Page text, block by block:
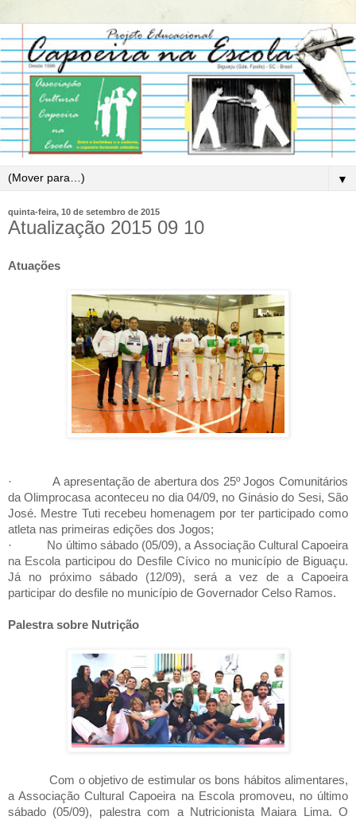
▼
quinta-feira, 10 de setembro de 2015
Atualização 2015 09 10
Atuações
·
A apresentação de abertura dos 25º Jogos Comunitários
da Olimprocasa aconteceu no dia 04/09, no Ginásio do Sesi, São
José. Mestre Tuti recebeu homenagem por ter participado como
atleta nas primeiras edições dos Jogos;
·
No último sábado (05/09), a Associação Cultural Capoeira
na Escola participou do Desfile Cívico no município de Biguaçu.
Já no próximo sábado (12/09), será a vez de a Capoeira
participar do desfile no município de Governador Celso Ramos.
Palestra sobre Nutrição
Com o objetivo de estimular os bons hábitos alimentares,
a Associação Cultural Capoeira na Escola promoveu, no último
sábado (05/09), palestra com a Nutricionista Maiara Lima. O